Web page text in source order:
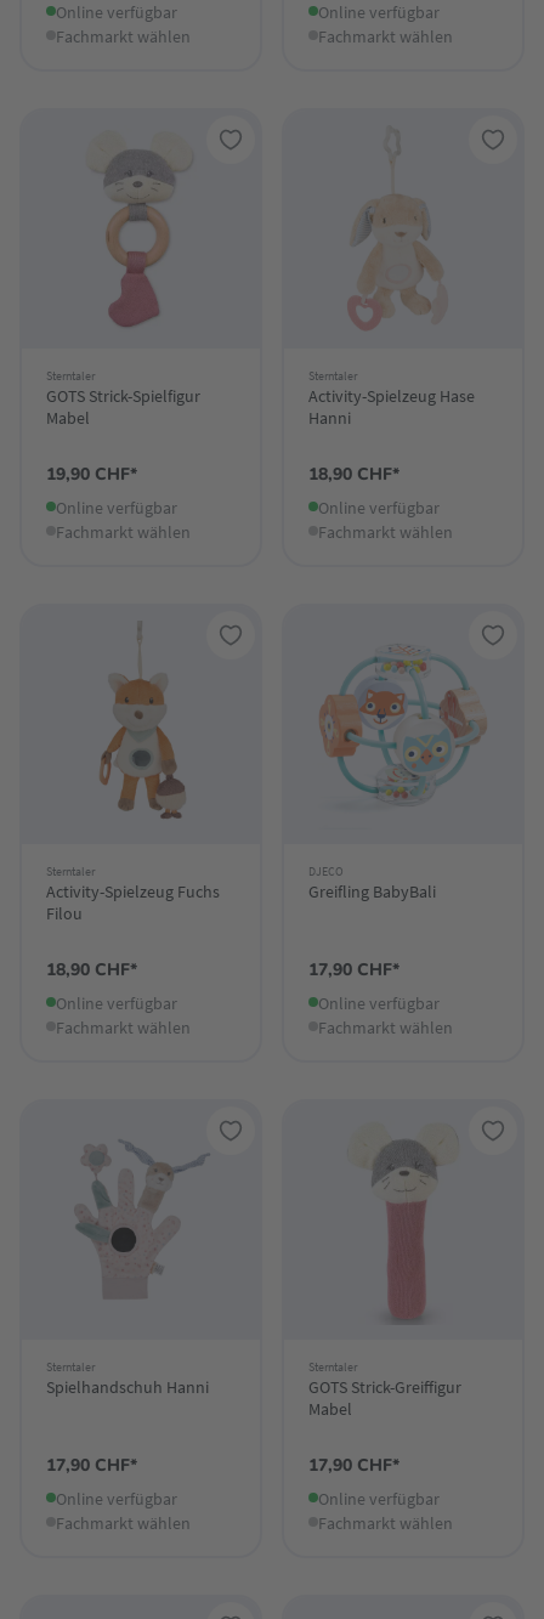
Online verfügbar
Fachmarkt wählen
Online verfügbar
Fachmarkt wählen
Sterntaler
GOTS Strick-Spielfigur
Mabel
19,90 CHF*
Online verfügbar
Fachmarkt wählen
Sterntaler
Activity-Spielzeug Hase
Hanni
18,90 CHF*
Online verfügbar
Fachmarkt wählen
Sterntaler
Activity-Spielzeug Fuchs
Filou
18,90 CHF*
Online verfügbar
Fachmarkt wählen
DJECO
Greifling BabyBali
17,90 CHF*
Online verfügbar
Fachmarkt wählen
Sterntaler
Spielhandschuh Hanni
17,90 CHF*
Online verfügbar
Fachmarkt wählen
Sterntaler
GOTS Strick-Greiffigur
Mabel
17,90 CHF*
Online verfügbar
Fachmarkt wählen